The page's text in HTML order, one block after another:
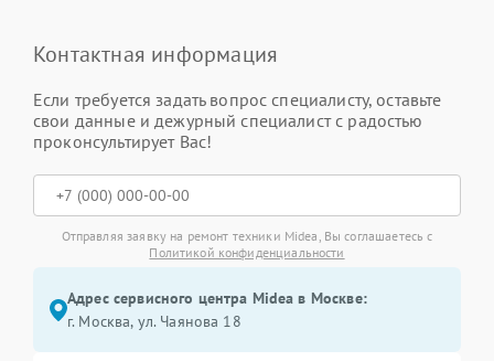
Контактная информация
Если требуется задать вопрос специалисту, оставьте
свои данные и дежурный специалист с радостью
проконсультирует Вас!
Отправляя заявку на ремонт техники Midea, Вы соглашаетесь с
Политикой конфиденциальности
Адрес сервисного центра Midea в Москве:
г. Москва, ул. Чаянова 18